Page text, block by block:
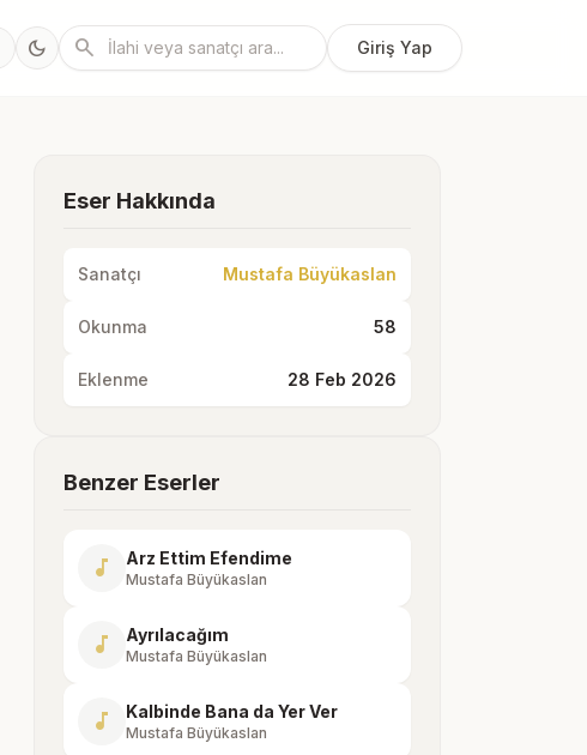
dark_mode search Giriş Yap
Eser Hakkında
Sanatçı Mustafa Büyükaslan
Okunma 58
Eklenme 28 Feb 2026
Benzer Eserler
music_note Arz Ettim Efendime
Mustafa Büyükaslan
music_note Ayrılacağım
Mustafa Büyükaslan
music_note Kalbinde Bana da Yer Ver
Mustafa Büyükaslan